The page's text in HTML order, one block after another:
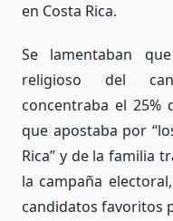
en Costa Rica.
Se lamentaban
religioso del
concentraba el 25%
que apostaba por
Rica” y de la familia
la campaña
candidatos favoritos